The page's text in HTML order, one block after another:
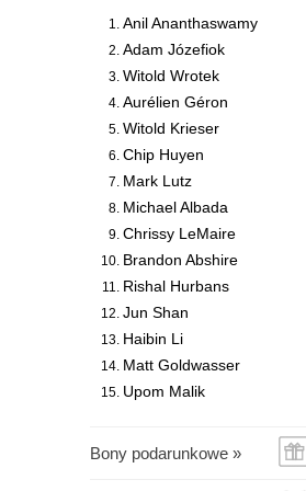
Anil Ananthaswamy
Adam Józefiok
Witold Wrotek
Aurélien Géron
Witold Krieser
Chip Huyen
Mark Lutz
Michael Albada
Chrissy LeMaire
Brandon Abshire
Rishal Hurbans
Jun Shan
Haibin Li
Matt Goldwasser
Upom Malik
Bony podarunkowe »